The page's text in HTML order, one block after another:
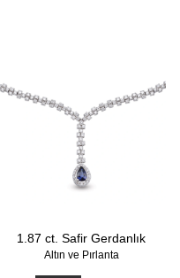
1.87 ct. Safir Gerdanlık
Altın ve Pırlanta